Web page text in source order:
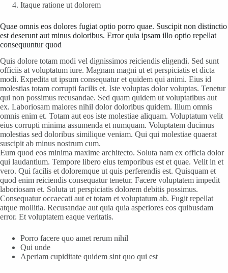
Itaque ratione ut dolorem
Quae omnis eos dolores fugiat optio porro quae. Suscipit non distinctio
est deserunt aut minus doloribus. Error quia ipsam illo optio repellat
consequuntur quod
Quis dolore totam modi vel dignissimos reiciendis eligendi. Sed sunt
officiis at voluptatum iure. Magnam magni ut et perspiciatis et dicta
modi. Expedita ut ipsum consequatur et quidem qui animi. Eius id
molestias totam corrupti facilis et. Iste voluptas dolor voluptas. Tenetur
qui non possimus recusandae. Sed quam quidem ut voluptatibus aut
ex. Laboriosam maiores nihil dolor doloribus quidem. Illum omnis
omnis enim et. Totam aut eos iste molestiae aliquam. Voluptatum velit
eius corrupti minima assumenda et numquam. Voluptatem ducimus
molestias sed doloribus similique veniam. Qui qui molestiae quaerat
suscipit ab minus nostrum cum.
Eum quod eos minima maxime architecto. Soluta nam ex officia dolor
qui laudantium. Tempore libero eius temporibus est et quae. Velit in et
vero. Qui facilis et doloremque ut quis perferendis est. Quisquam et
quod enim reiciendis consequatur tenetur. Facere voluptatem impedit
laboriosam et. Soluta ut perspiciatis dolorem debitis possimus.
Consequatur occaecati aut et totam et voluptatum ab. Fugit repellat
atque mollitia. Recusandae aut quia quia asperiores eos quibusdam
error. Et voluptatem eaque veritatis.
Porro facere quo amet rerum nihil
Qui unde
Aperiam cupiditate quidem sint quo qui est